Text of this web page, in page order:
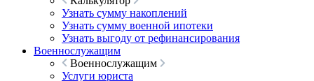
Узнать сумму накоплений
Узнать сумму военной ипотеки
Узнать выгоду от рефинансирования
Военнослужащим
Военнослужащим
Услуги юриста